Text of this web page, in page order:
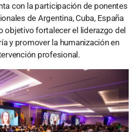
con la participación de ponentes
de Argentina, Cuba, España
objetivo fortalecer el liderazgo del
y promover la humanización en
profesional.